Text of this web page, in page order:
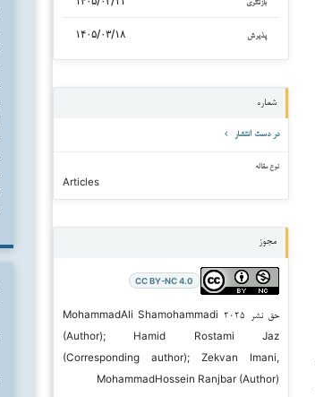
پذیرش ۱۴۰۵/۰۳/۱۸
شماره
در دست انتشار
نوع مقاله
Articles
مجوز
CC BY-NC 4.0
حق نشر ۲۰۲۵ MohammadAli Shamohammadi
(Author); Hamid Rostami Jaz
(Corresponding author); Zekvan Imani,
MohammadHossein Ranjbar (Author)